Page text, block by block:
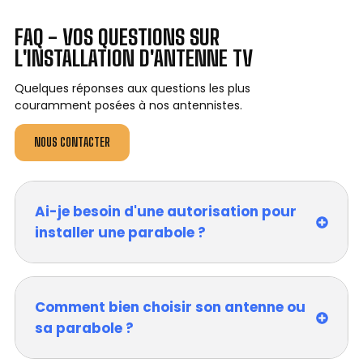
FAQ - VOS QUESTIONS SUR
L'INSTALLATION D'ANTENNE TV
Quelques réponses aux questions les plus
couramment posées à nos antennistes.
NOUS CONTACTER
Ai-je besoin d'une autorisation pour
installer une parabole ?
Comment bien choisir son antenne ou
sa parabole ?